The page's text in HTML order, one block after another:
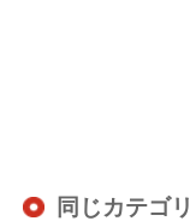
同じカテゴ